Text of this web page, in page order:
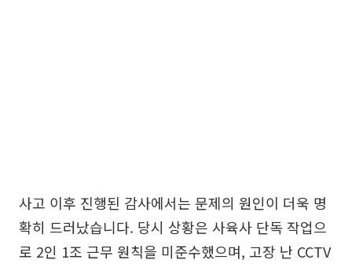
사고 이후 진행된 감사에서는 문제의 원인이 더욱 명
확히 드러났습니다. 당시 상황은 사육사 단독 작업으
로 2인 1조 근무 원칙을 미준수했으며, 고장 난 CCTV